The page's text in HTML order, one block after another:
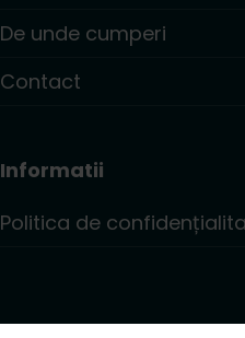
De unde cumperi
Contact
Informatii
Politica de